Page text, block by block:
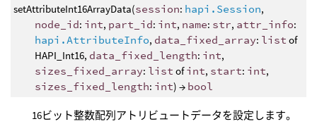
setAttributeInt16ArrayData(session: hapi.Session,
node_id: int, part_id: int, name: str, attr_info:
hapi.AttributeInfo, data_fixed_array: list of
HAPI_Int16, data_fixed_length: int,
sizes_fixed_array: list ofint, start: int,
sizes_fixed_length: int) → bool
16ビット整数配列アトリビュートデータを設定します。